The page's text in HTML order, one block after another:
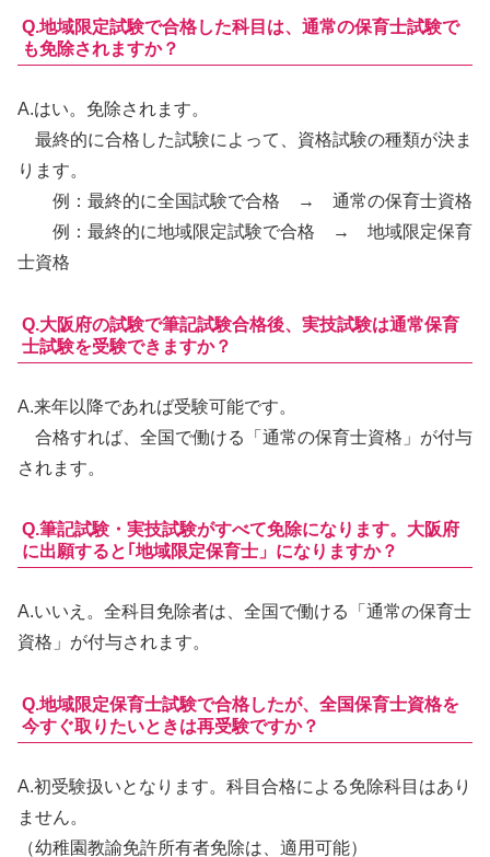
Q.地域限定試験で合格した科目は、通常の保育士試験で
も免除されますか？
A.はい。免除されます。
最終的に合格した試験によって、資格試験の種類が決ま
ります。
例：最終的に全国試験で合格 → 通常の保育士資格
例：最終的に地域限定試験で合格 → 地域限定保育
士資格
Q.大阪府の試験で筆記試験合格後、実技試験は通常保育
士試験を受験できますか？
A.来年以降であれば受験可能です。
合格すれば、全国で働ける「通常の保育士資格」が付与
されます。
Q.筆記試験・実技試験がすべて免除になります。大阪府
に出願すると｢地域限定保育士」になりますか？
A.いいえ。 全科目免除者は、全国で働ける「通常の保育士
資格」が付与されます。
Q.地域限定保育士試験で合格したが、全国保育士資格を
今すぐ取りたいときは再受験ですか？
A.初受験扱いとなります。 科目合格による免除科目はあり
ません。
（幼稚園教諭免許所有者免除は、適用可能）